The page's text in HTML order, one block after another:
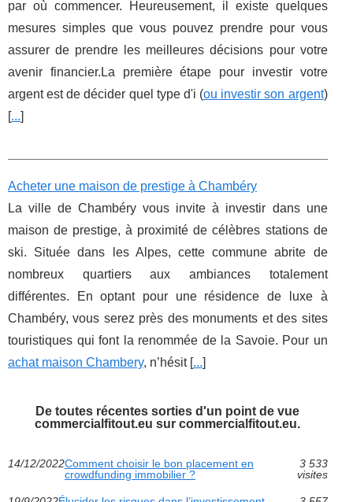
par où commencer. Heureusement, il existe quelques
mesures simples que vous pouvez prendre pour vous
assurer de prendre les meilleures décisions pour votre
avenir financier.La première étape pour investir votre
argent est de décider quel type d'i (ou investir son argent)
[...]
Acheter une maison de prestige à Chambéry
La ville de Chambéry vous invite à investir dans une
maison de prestige, à proximité de célèbres stations de
ski. Située dans les Alpes, cette commune abrite de
nombreux quartiers aux ambiances totalement
différentes. En optant pour une résidence de luxe à
Chambéry, vous serez près des monuments et des sites
touristiques qui font la renommée de la Savoie. Pour un
achat maison Chambery, n’hésit [...]
De toutes récentes sorties d'un point de vue
commercialfitout.eu sur commercialfitout.eu.
14/12/2022Comment choisir le bon placement en
crowdfunding immobilier ?
3 533
visites